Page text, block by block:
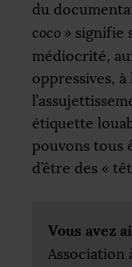
du
coco » signifie
médiocrité,
oppressives,
étiquette
pouvons tous
d’être des «
Vous avez
Association